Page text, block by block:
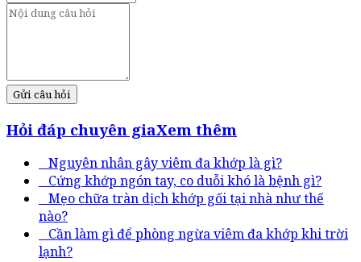
Gửi câu hỏi
Hỏi đáp chuyên giaXem thêm
Nguyên nhân gây viêm đa khớp là gì?
Cứng khớp ngón tay, co duỗi khó là bệnh gì?
Mẹo chữa tràn dịch khớp gối tại nhà như thế
nào?
Cần làm gì để phòng ngừa viêm đa khớp khi trời
lạnh?